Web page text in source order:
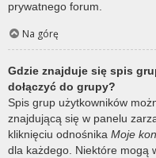
prywatnego forum.
Na górę
Gdzie znajduje się spis
dołączyć do grupy?
Spis grup użytkowników
znajdującą się w panelu
kliknięciu odnośnika Moje
dla każdego. Niektóre mogą